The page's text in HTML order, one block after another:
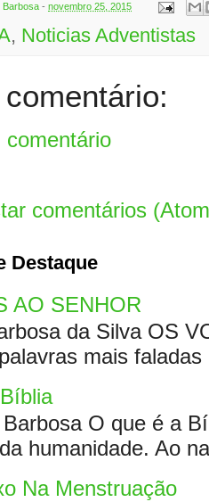
Barbosa - novembro 25, 2015
, Noticias Adventistas
comentário
comentários
Destaque
AO SENHOR
da Silva OS
mais
O que é a
humanidade. Ao
Na Menstruação